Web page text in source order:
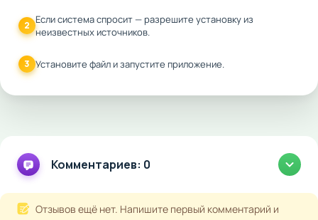
2 Если система спросит — разрешите установку из
неизвестных источников.
3 Установите файл и запустите приложение.
Комментариев: 0
Отзывов ещё нет. Напишите первый комментарий и